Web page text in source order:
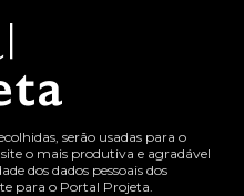
serão usadas para o
o mais produtiva e agradável
dos dados pessoais dos
para o Portal Projeta.